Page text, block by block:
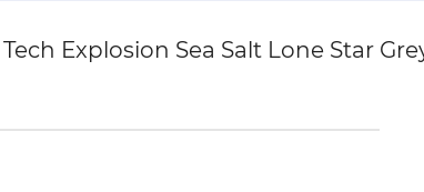
Explosion Sea Salt Lone Star